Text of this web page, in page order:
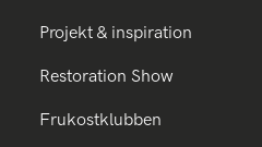
Projekt & inspiration
Restoration Show
Frukostklubben